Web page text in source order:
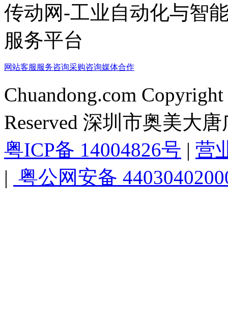
传动网-工业自动化与智
服务平台
网站客服 服务咨询采购咨询媒体合作
Chuandong.com
Reserved 深圳市奥美大
粤ICP备 14004826号 | 营
| 粤公网安备